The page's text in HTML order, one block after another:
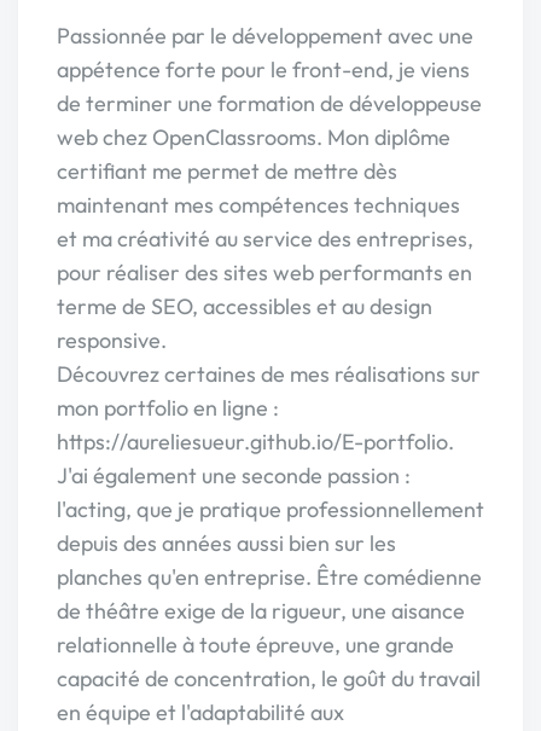
Passionnée par le développement avec une
appétence forte pour le front-end, je viens
de terminer une formation de développeuse
web chez OpenClassrooms. Mon diplôme
certifiant me permet de mettre dès
maintenant mes compétences techniques
et ma créativité au service des entreprises,
pour réaliser des sites web performants en
terme de SEO, accessibles et au design
responsive.
Découvrez certaines de mes réalisations sur
mon portfolio en ligne :
https://aureliesueur.github.io/E-portfolio.
J'ai également une seconde passion :
l'acting, que je pratique professionnellement
depuis des années aussi bien sur les
planches qu'en entreprise. Être comédienne
de théâtre exige de la rigueur, une aisance
relationnelle à toute épreuve, une grande
capacité de concentration, le goût du travail
en équipe et l'adaptabilité aux